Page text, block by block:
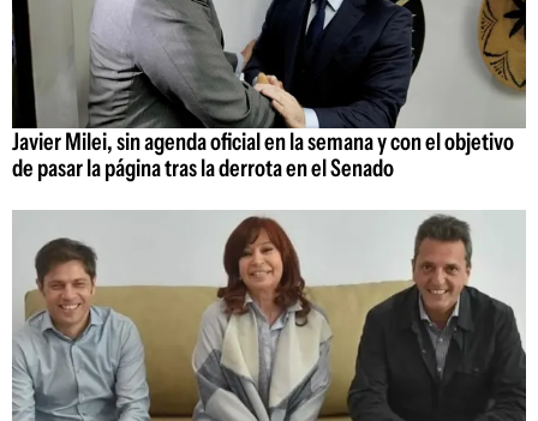
Javier Milei, sin agenda oficial en la semana y con el objetivo
de pasar la página tras la derrota en el Senado